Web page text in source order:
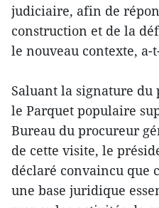
judiciaire, afin de
construction et de la
le nouveau contexte, a-
Saluant la signature du
le Parquet populaire
Bureau du procureur
de cette visite, le
déclaré convaincu que
une base juridique